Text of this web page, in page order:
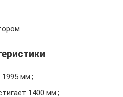
мм.;
1400 мм.;